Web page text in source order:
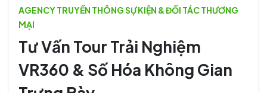
AGENCY TRUYỀN THÔNG SỰ KIỆN & ĐỐI TÁC THƯƠNG
MẠI
Tư Vấn Tour Trải Nghiệm
VR360 & Số Hóa Không Gian